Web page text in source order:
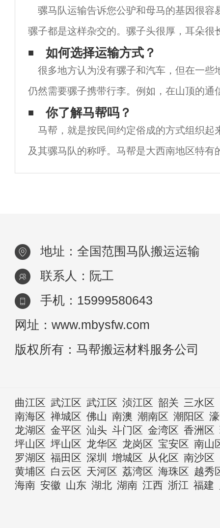
骡马队运输告诉您公驴和母马的基因很容
骡子都是这样杂交的。骡子头很厚，耳朵很
又小又窄的蹄子看起来像驴子，脖子看起来
音与驴非常相似，但它也有马嘶的特点。骡
如何选择运输方式？
很多地方认为没有骡子和汽车，但在一些
仍然需要骡子携带行李。例如，在山顶的通
中，许多人认为它不应该被直升机吊起吗？
地说，他们应该在山顶修路后开车，但事实
你了解马帮吗？
马帮，就是按民间约定俗成的方式组织起
及其骡马队的称呼。马帮是大西南地区特有
方式，它也是茶马古道主要的运载手段，面
地址：全国范围马队搬运运输
联系人：阮工
手机：15999580643
网址：www.mbysfw.com
版权所有：马帮搬运材料服务公司
曲江区 武江区 武江区 浈江区 韶关 三水区
南海区 禅城区 佛山 南澳 潮南区 潮阳区
龙湖区 金平区 汕头 斗门区 金湾区 香洲区
坪山区 坪山区 龙华区 龙岗区 宝安区 南山
罗湖区 福田区 深圳 增城区 从化区 南沙区
黄埔区 白云区 天河区 荔湾区 海珠区 越秀
海南 安徽 山东 湖北 湖南 江西 浙江 福建